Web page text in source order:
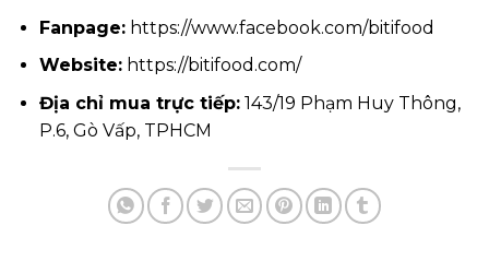
Fanpage:https://www.facebook.com/bitifood
Website:https://bitifood.com/
Địa chỉ mua trực tiếp:143/19 Phạm Huy Thông,
P.6, Gò Vấp, TPHCM